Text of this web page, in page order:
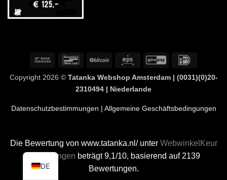
Banküberweisung
BancontactBitCoin Eps GiroPay
Copyright 2026 © Tatanka Webshop Amsterdam | (0031)(0)20-
2310494 | Niederlande
Datenschutzbestimmungen | Allgemeine Geschäftsbedingungen
Die Bewertung von www.tatanka.nl/ unter WebwinkelKeur
Bewertungen beträgt 9,1/10, basierend auf 2139
Bewertungen.
DE